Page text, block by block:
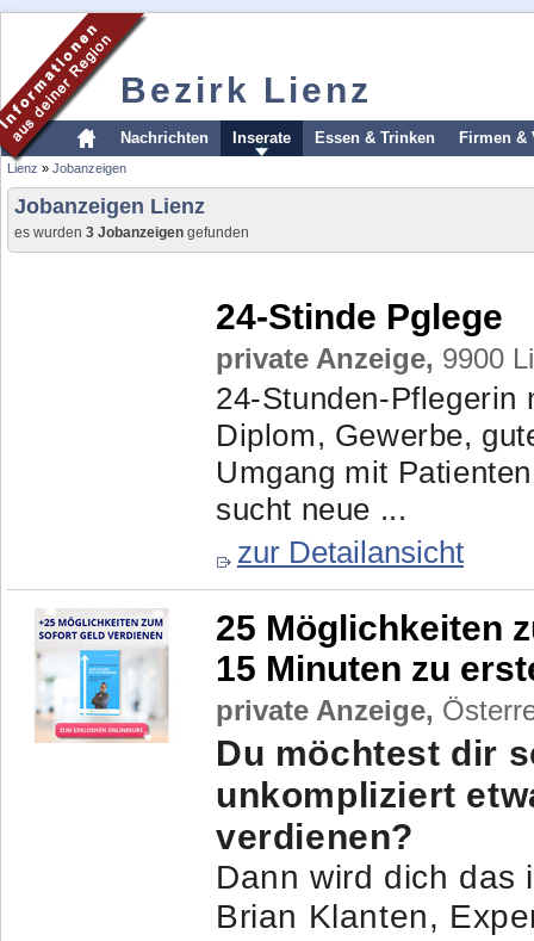
Bezirk Lienz
Nachrichten Inserate Essen & Trinken Firmen &
Lienz » Jobanzeigen
Jobanzeigen Lienz
es wurden 3 Jobanzeigen gefunden
24-Stinde Pglege
private Anzeige, 9900
24-Stunden-Pflegerin
Diplom, Gewerbe,
Umgang mit
sucht neue ...
zur Detailansicht
25 Möglichkeiten
15 Minuten zu
private Anzeige,
Du möchtest dir
unkompliziert
verdienen?
Dann wird dich das
Brian Klanten,